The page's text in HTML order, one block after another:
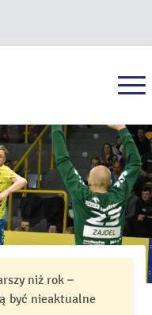
niż rok –
być nieaktualne